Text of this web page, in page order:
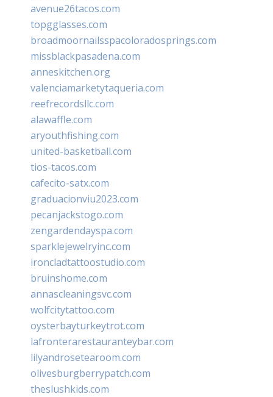
avenue26tacos.com
topgglasses.com
broadmoornailsspacoloradosprings.com
missblackpasadena.com
anneskitchen.org
valenciamarketytaqueria.com
reefrecordsllc.com
alawaffle.com
aryouthfishing.com
united-basketball.com
tios-tacos.com
cafecito-satx.com
graduacionviu2023.com
pecanjackstogo.com
zengardendayspa.com
sparklejewelryinc.com
ironcladtattoostudio.com
bruinshome.com
annascleaningsvc.com
wolfcitytattoo.com
oysterbayturkeytrot.com
lafronterarestauranteybar.com
lilyandrosetearoom.com
olivesburgberrypatch.com
theslushkids.com